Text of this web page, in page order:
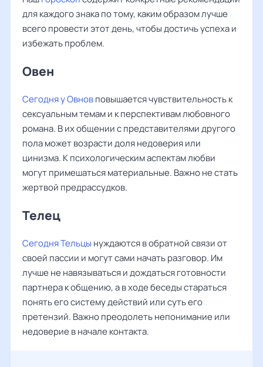
для каждого знака по тому, каким образом лучше
всего провести этот день, чтобы достичь успеха и
избежать проблем.
Овен ‌‌
Сегодня у Овновповышается чувствительность к
сексуальным темам и к перспективам любовного
романа. В их общении с представителями другого
пола может возрасти доля недоверия или
цинизма. К психологическим аспектам любви
могут примешаться материальные. Важно не стать
жертвой предрассудков.
Телец
Сегодня Тельцы нуждаются в обратной связи от
своей пассии и могут сами начать разговор. Им
лучше не навязываться и дождаться готовности
партнера к общению, а в ходе беседы стараться
понять его систему действий или суть его
претензий. Важно преодолеть непонимание или
недоверие в начале контакта.